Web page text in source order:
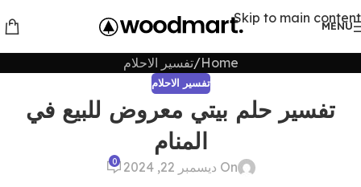
Skip to main content
MENU
Home تفسير الاحلام
تفسير الاحلام
تفسير حلم بيتي معروض للبيع في
المنام
On ديسمبر 22, 2024 0